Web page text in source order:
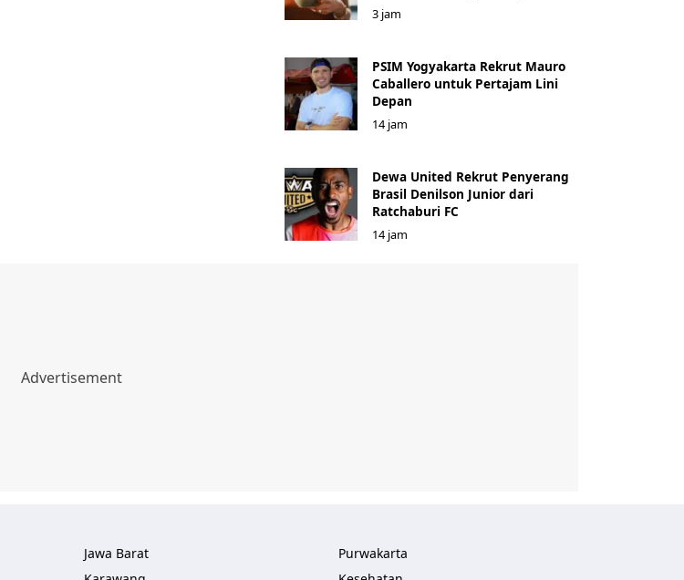
3 jam
PSIM Yogyakarta Rekrut Mauro
Caballero untuk Pertajam Lini
Depan
14 jam
Dewa United Rekrut Penyerang
Brasil Denilson Junior dari
Ratchaburi FC
14 jam
Jawa Barat
Purwakarta